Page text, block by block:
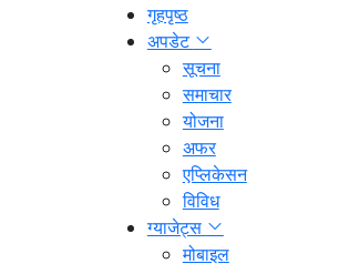
गृहपृष्ठ
अपडेट
सूचना
समाचार
योजना
अफर
एप्लिकेसन
विविध
ग्याजेट्स
मोबाइल